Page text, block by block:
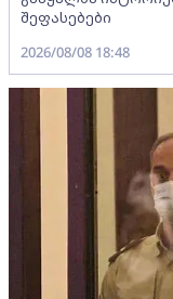
შეფასებები
2026/08/08 18:48